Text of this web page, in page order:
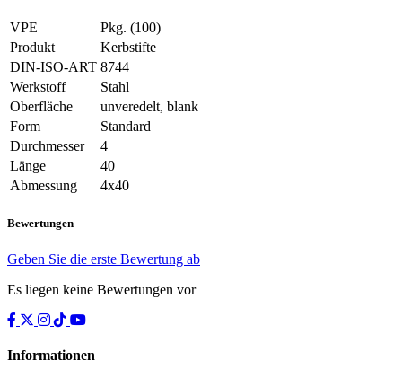
VPE
Pkg. (100)
Produkt
Kerbstifte
DIN-ISO-ART 8744
Werkstoff
Stahl
Oberfläche
unveredelt, blank
Form
Standard
Durchmesser
4
Länge
40
Abmessung
4x40
Bewertungen
Geben Sie die erste Bewertung ab
Es liegen keine Bewertungen vor
Informationen